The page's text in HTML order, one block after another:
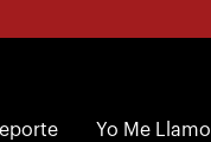
Yo Me Llamo